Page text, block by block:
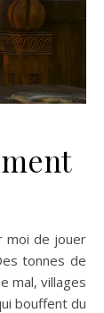
tonnes de
mal, villages
bouffent du